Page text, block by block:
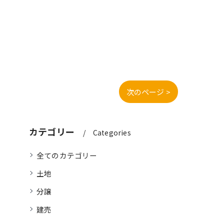
次のページ >
カテゴリー Categories
全てのカテゴリー
土地
分譲
建売